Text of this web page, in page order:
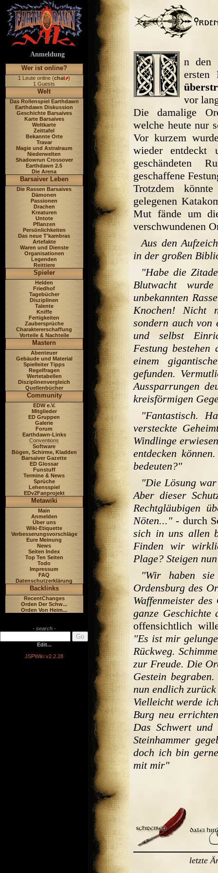
Anmeldung
Wer ist online?
1 Leute online (chat )
1 Guests
Welt
Das Rollenspiel Earthdawn
Earthdawn Diskussion
Geschichte Barsaives
Karte Barsaives
Weltkarte
Zeittafel
Bekannte Orte
Travar
Magie und Astralraum
Niederwelten
Shadowrun Crossover
Earthdawn 2.5
Die Arena
Barsaiver Leben
Die Rassen Barsaives
Dämonen
Passionen
Drachen
Kreaturen
Untote
Pflanzen
Persönlichkeiten
Das neue T'kambras
Artefakte
Waren und Dienste
Organisationen
Legenden
Reittiere
Spieler
Helden
Friedhof
Tagebücher
Disziplinen
Talente
Kniffe
Fertigkeiten
Zaubersprüche
Charaktererschaffung
Vorteile & Nachteile
Mastern
Abenteuer
Gebäude und Material
Spielleiter Tipps
Regelfragen
Wertetabellen
Disziplinenvergleich
Quellenbücher
Community
EDW e.V.
Mitglieder
ED Gruppen
Galerie
Forum
Earthdawn-Links
Conventions
Software
Bögen, Schirme, Kladden
Barsaiver Gazette
ED Glossar
Funstuff
Termine & News
Sprüche
Lehensspiel
EDv2Fanprojekt
Metawiki
Main
Anmelden
Über uns
Wiki-Etiquette
Verbesserungsvorschläge
Eure Meinung
News
Seiten Index
Top Ten Seiten
Todo
Impressum
FAQ
Datenschutzerklärung
Backlinks
RecentChanges
Orden Der Schw...
Orden Von Heim...
- search -
Edit...
JSPWiki v2.2.28
n den
ersten
vor
Die damalige
welche heute nur
Vor kurzem
wieder entdeckt
geschändeten
geschaffene
Trotzdem
gelegenen
Mut fände um
verschwundenen
Aus den
in der großen
"Habe die
Blutwacht
unbekannten
Knochen! Nicht
sondern auch von
und selbst
Festung bestehen
einem
gefunden.
Aussparrungen
kreisförmigen
"Fantastisch.
versteckte
Windlinge
entdecken
bedeuten?"
"Die Lösung
Aber dieser
Rechtgläubigen
Nöten..."- durch
sich in uns allen
Finden wir
Plage? Steigen
"Wir haben
Ordensburg des
Waffenmeister
ganze Geschichte
offensichtlich
"Es ist mir
Rückweg.
zur Freude. Die
Gestein
nun endlich
Vielleicht werde
Burg neu
Das Schwert und
Steinhammer
doch ich bin
mit mir"
letzte